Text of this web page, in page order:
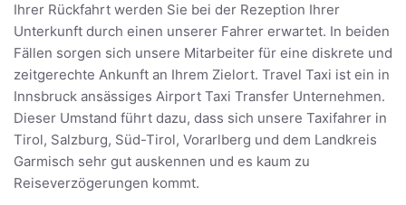
Ihrer Rückfahrt werden Sie bei der Rezeption Ihrer
Unterkunft durch einen unserer Fahrer erwartet. In beiden
Fällen sorgen sich unsere Mitarbeiter für eine diskrete und
zeitgerechte Ankunft an Ihrem Zielort. Travel Taxi ist ein in
Innsbruck ansässiges Airport Taxi Transfer Unternehmen.
Dieser Umstand führt dazu, dass sich unsere Taxifahrer in
Tirol, Salzburg, Süd-Tirol, Vorarlberg und dem Landkreis
Garmisch sehr gut auskennen und es kaum zu
Reiseverzögerungen kommt.